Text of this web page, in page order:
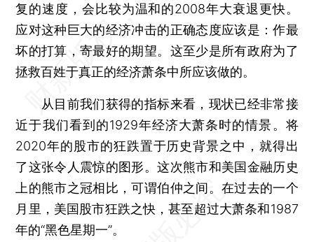
复的速度，会比较为温和的2008年大衰退更快。
应对这种巨大的经济冲击的正确态度应该是：作最
坏的打算，寄最好的期望。这至少是所有政府为了
拯救百姓于真正的经济萧条中所应该做的。
从目前我们获得的指标来看，现状已经非常接
近于我们看到的1929年经济大萧条时的情景。将
2020年的股市的狂跌置于历史背景之中，就得出
了这张令人震惊的图形。这次熊市和美国金融历史
上的熊市之冠相比，可谓伯仲之间。在过去的一个
月里，美国股市狂跌之快，甚至超过大萧条和1987
年的“黑色星期一”。